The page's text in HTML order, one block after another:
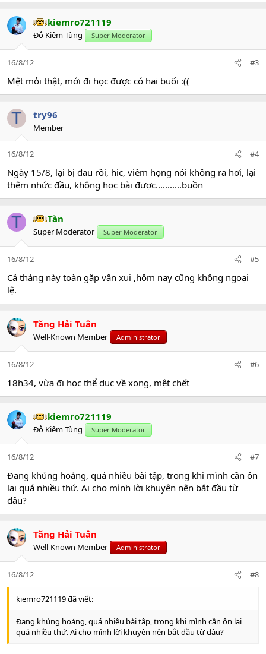
c
t
o
n
:
kiemro721119
Đỗ Kiêm Tùng Super Moderator
16/8/12 #3
Mệt mỏi thật, mới đi học được có hai buổi :((
T try96
Member
16/8/12 #4
Ngày 15/8, lại bị đau rồi, hic, viêm họng nói không ra hơi, lại
thêm nhức đầu, không học bài được...........buồn
T Tàn
Super Moderator Super Moderator
16/8/12 #5
Cả tháng này toàn gặp vận xui ,hôm nay cũng không ngoại
lệ.
Tăng Hải Tuân
Well-Known Member Administrator
16/8/12 #6
18h34, vừa đi học thể dục về xong, mệt chết
kiemro721119
Đỗ Kiêm Tùng Super Moderator
16/8/12 #7
Đang khủng hoảng, quá nhiều bài tập, trong khi mình cần ôn
lại quá nhiều thứ. Ai cho mình lời khuyên nên bắt đầu từ
đâu?
Tăng Hải Tuân
Well-Known Member Administrator
16/8/12 #8
kiemro721119 đã viết:
Đang khủng hoảng, quá nhiều bài tập, trong khi mình cần ôn lại
quá nhiều thứ. Ai cho mình lời khuyên nên bắt đầu từ đâu?